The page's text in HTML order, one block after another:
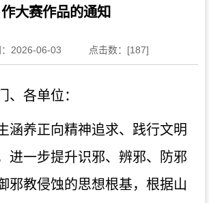
作大赛作品的通知
2026-06-03 点击数：[187]
、各单位：
涵养正向精神追求、践行文明
进一步提升识邪、辨邪、防邪
邪教侵蚀的思想根基，根据山